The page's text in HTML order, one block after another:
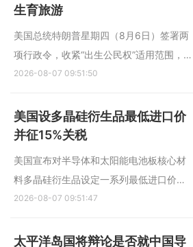
伊朗议会主席团成员萨利米公开霍尔木兹
生育旅游
美国总统特朗普星期四（8月6日）签署两
项行政令，收紧“出生公民权”适用范围，并
禁止赴美生育为新生儿取得美国公民身份
据特朗普6日签署的一项行政令，计划赴美
进行生育旅游的人将被拒绝入境，并可能
2026-08-07 09:51:50
美国设多晶硅衍生品最低进口价
并征15%关税
美国宣布对半导体和太阳能电池板核心材
料多晶硅衍生品设定一系列最低进口价，
并征收15%的关税，12月4日生效。 路透
日）根据1962年《贸易拓展法》第232条
2026-08-07 09:51:47
太平洋岛国将辩论是否就中国导